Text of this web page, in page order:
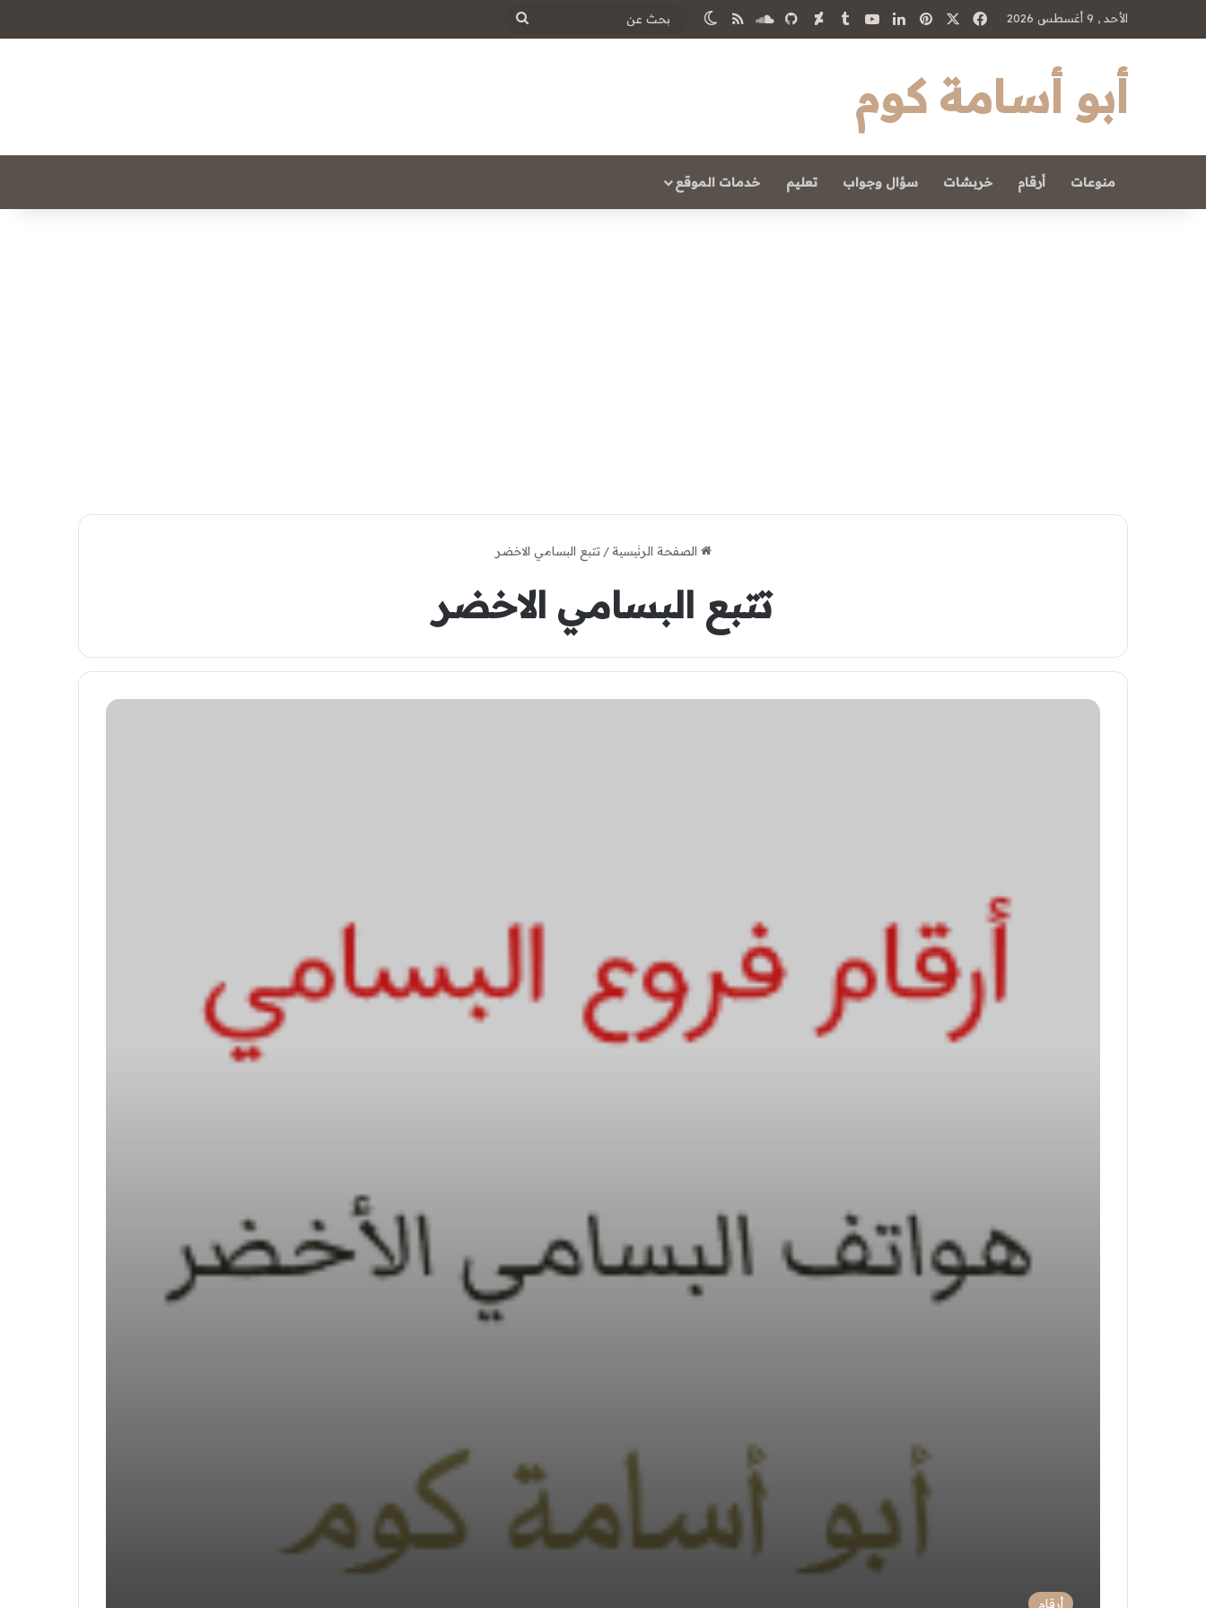
الأحد , 9 أغسطس 2026 فيسبوكبينتيريست
لينكدإن‫YouTube
‏DeviantArt ساوند كلاود
ملخص الموقع RSS
الوضع المظلم
بحث
أبو أسامة كوم
منوعات أرقام خربشات سؤال وجواب تعليم خدمات الموقع
الصفحة الرئيسية / تتبع البسامي الاخضر
تتبع البسامي الاخضر
أرقام